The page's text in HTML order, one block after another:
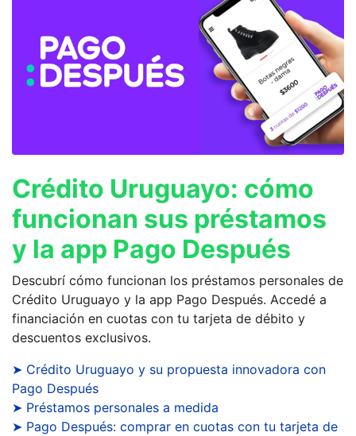
Crédito Uruguayo: cómo
funcionan sus préstamos
y la app Pago Después
Descubrí cómo funcionan los préstamos personales de
Crédito Uruguayo y la app Pago Después. Accedé a
financiación en cuotas con tu tarjeta de débito y
descuentos exclusivos.
➤ Crédito Uruguayo y su propuesta innovadora con
Pago Después
➤ Préstamos personales a medida
➤ Pago Después: comprar en cuotas con tu tarjeta de